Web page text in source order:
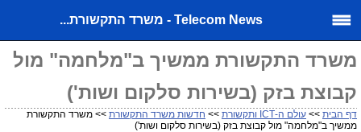
Telecom News - משרד התקשורת...
משרד התקשורת ממשיך ב"מלחמה" מול
קבוצת בזק (בשירות סלקום ושות')
דף הבית >> עולם ה-ICT ותקשורת >> חדשות משרד התקשורת >> משרד התקשורת
ממשיך ב"מלחמה" מול קבוצת בזק (בשירות סלקום ושות')